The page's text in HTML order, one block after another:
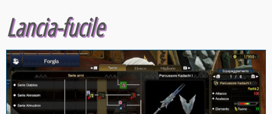
Lancia-fucile